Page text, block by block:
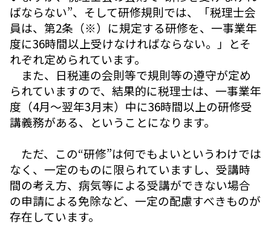
ばならない”、そして研修規則では、「税理士会
員は、第2条（※）に規定する研修を、一事業年
度に36時間以上受けなければならない。」とそ
れぞれ定められています。
また、日税連の会則等で規則等の遵守が定め
られていますので、結果的に税理士は、一事業年
度（4月～翌年3月末）中に36時間以上の研修受
講義務がある、ということになります。
ただ、この“研修”は何でもよいというわけでは
なく、一定のものに限られていますし、受講時
間の考え方、病気等による受講ができない場合
の申請による免除など、一定の配慮すべきものが
存在しています。